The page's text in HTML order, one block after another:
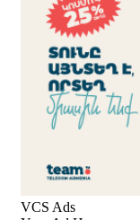
Վթար
դուրս են
Երևանում
Օգոստոսի